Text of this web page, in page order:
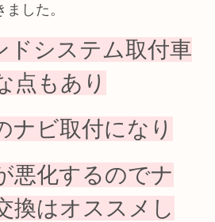
した。
ドシステム取付車
点もあり
ナビ取付になり
悪化するのでナ
換はオススメし